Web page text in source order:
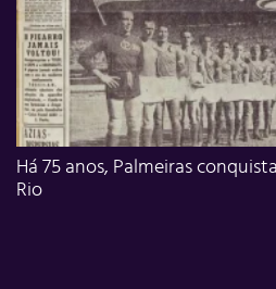
Há 75 anos, Palmeiras
Rio